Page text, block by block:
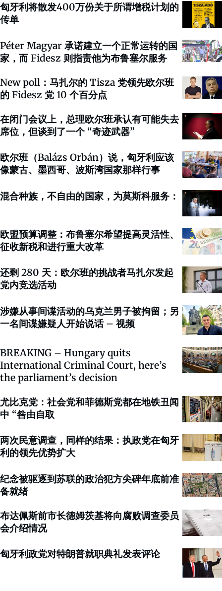
匈牙利将散发400万份关于所谓增税计划的
传单
Péter Magyar 承诺建立一个正常运转的国
家，而 Fidesz 则指责他为布鲁塞尔服务
New poll：马扎尔的 Tisza 党领先欧尔班
的 Fidesz 党 10 个百分点
在闭门会议上，总理欧尔班承认有可能失去
席位，但谈到了一个 “奇迹武器”
欧尔班（Balázs Orbán）说，匈牙利应该
像蒙古、墨西哥、波斯湾国家那样行事
混合种族，不自由的国家，为莫斯科服务：
欧盟预算调整：布鲁塞尔希望提高灵活性、
征收新税和进行重大改革
还剩 280 天：欧尔班的挑战者马扎尔发起
党内竞选活动
涉嫌从事间谍活动的乌克兰男子被拘留；另
一名间谍嫌疑人开始说话 – 视频
BREAKING – Hungary quits
International Criminal Court, here’s
the parliament’s decision
尤比克党：社会党和菲德斯党都在地铁丑闻
中 “咎由自取
两次民意调查，同样的结果：执政党在匈牙
利的领先优势扩大
纪念被驱逐到苏联的政治犯方尖碑年底前准
备就绪
布达佩斯前市长德姆茨基将向腐败调查委员
会介绍情况
匈牙利政党对特朗普就职典礼发表评论